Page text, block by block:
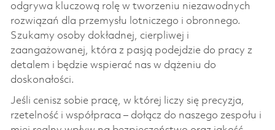
odgrywa kluczową rolę w tworzeniu niezawodnych
rozwiązań dla przemysłu lotniczego i obronnego.
Szukamy osoby dokładnej, cierpliwej i
zaangażowanej, która z pasją podejdzie do pracy z
detalem i będzie wspierać nas w dążeniu do
doskonałości.
Jeśli cenisz sobie pracę, w której liczy się precyzja,
rzetelność i współpraca – dołącz do naszego zespołu i